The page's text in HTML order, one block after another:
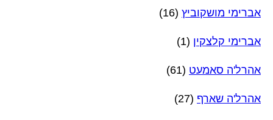
אברימי מושקוביץ (16)
אברימי קלצקין (1)
אהרל'ה סאמעט (61)
אהרל'ה שארף (27)